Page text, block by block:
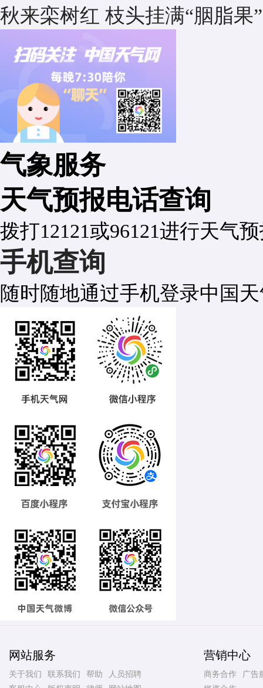
秋来栾树红 枝头挂满“胭脂果”
气象服务
天气预报电话查询
拨打12121或96121进行天气
手机查询
随时随地通过手机登录中国
网站服务
关于我们 联系我们 帮助
人员招聘
营销中心
商务合作
广告